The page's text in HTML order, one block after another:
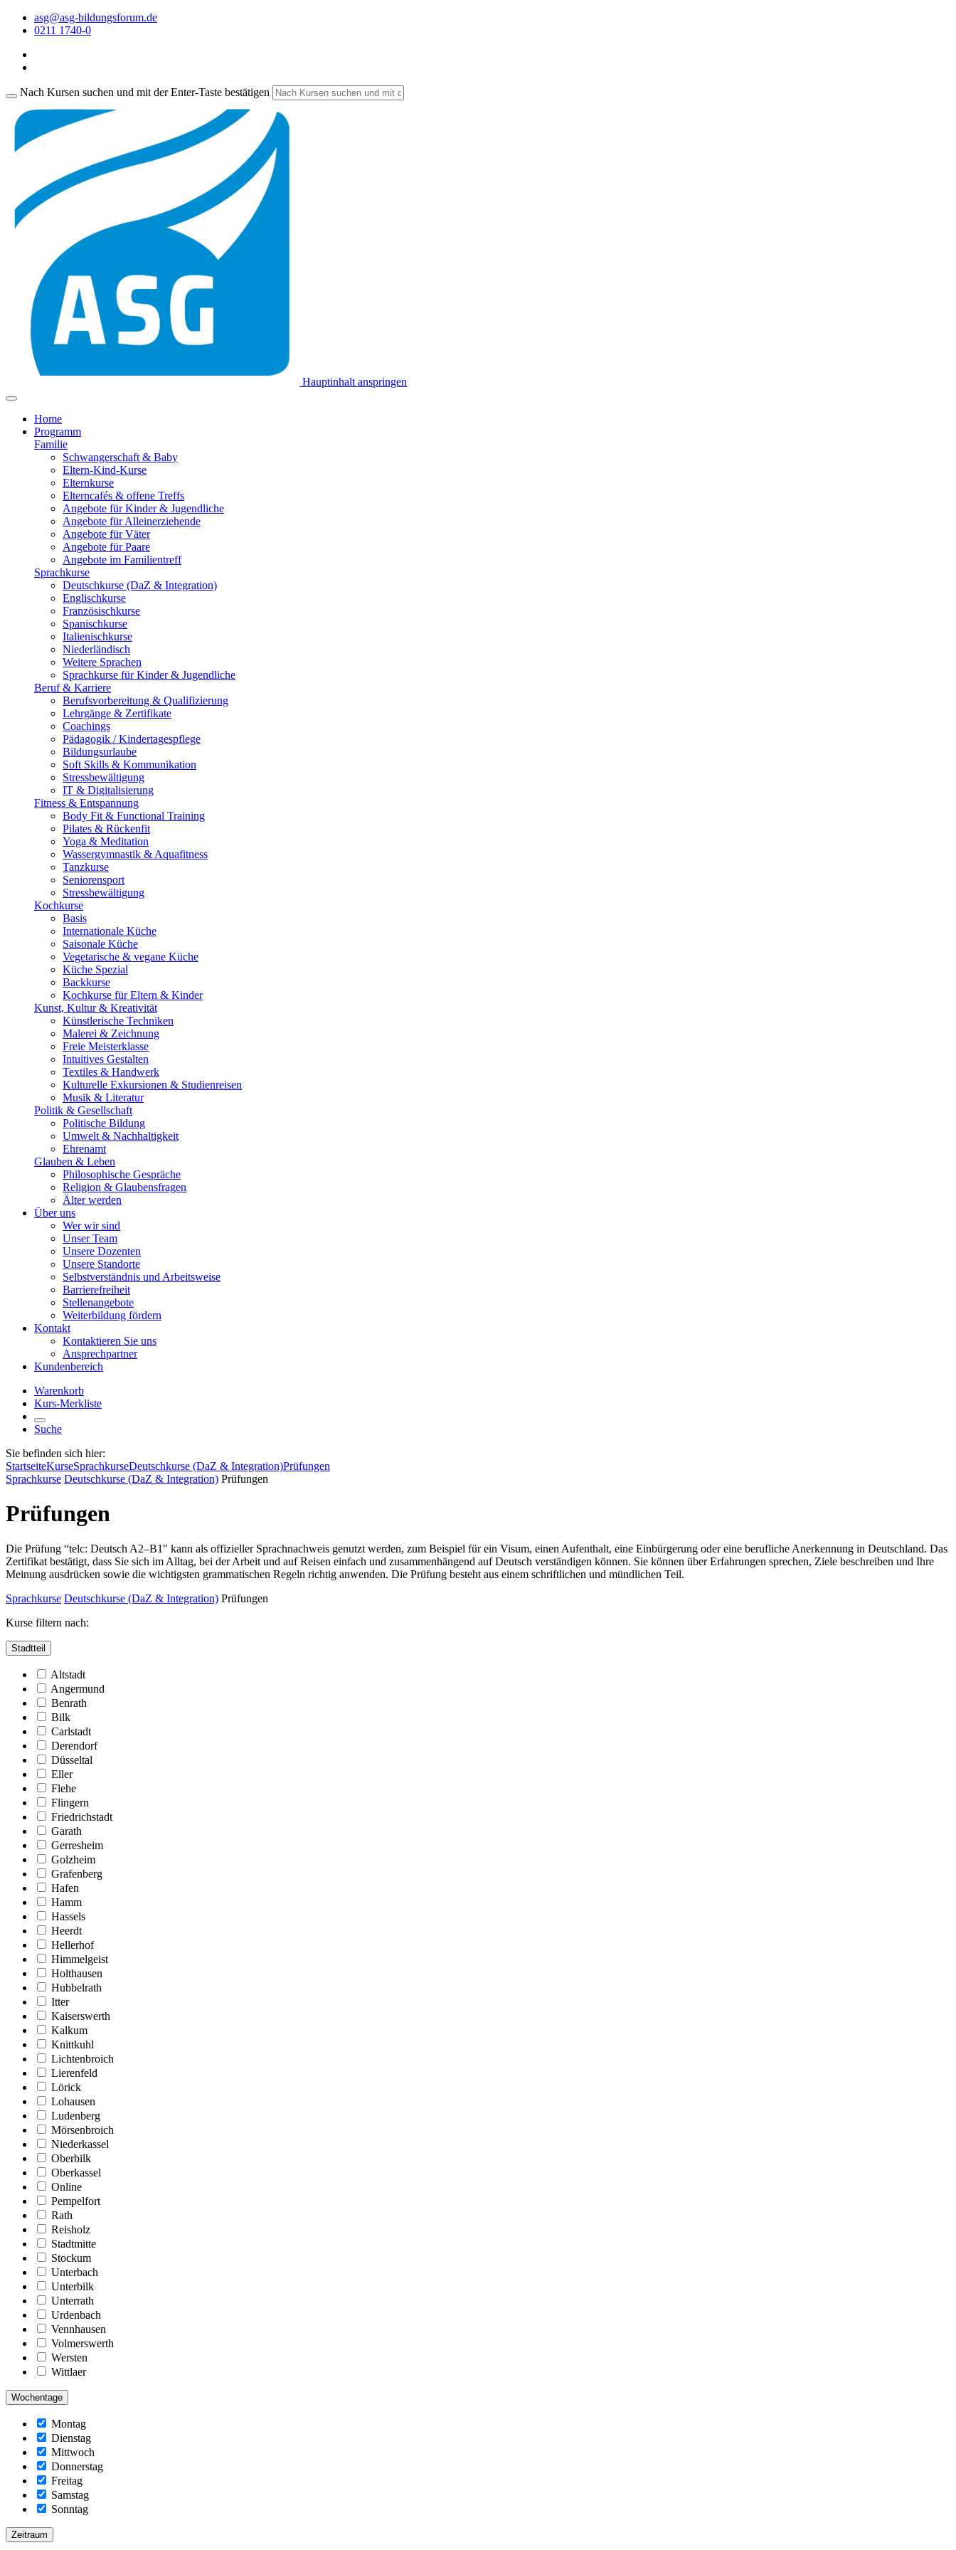
asg@asg-bildungsforum.de
0211 1740-0
Nach Kursen suchen und mit der Enter-Taste bestätigen
Hauptinhalt anspringen
Home
Programm
Familie
Schwangerschaft & Baby
Eltern-Kind-Kurse
Elternkurse
Elterncafés & offene Treffs
Angebote für Kinder & Jugendliche
Angebote für Alleinerziehende
Angebote für Väter
Angebote für Paare
Angebote im Familientreff
Sprachkurse
Deutschkurse (DaZ & Integration)
Englischkurse
Französischkurse
Spanischkurse
Italienischkurse
Niederländisch
Weitere Sprachen
Sprachkurse für Kinder & Jugendliche
Beruf & Karriere
Berufsvorbereitung & Qualifizierung
Lehrgänge & Zertifikate
Coachings
Pädagogik / Kindertagespflege
Bildungsurlaube
Soft Skills & Kommunikation
Stressbewältigung
IT & Digitalisierung
Fitness & Entspannung
Body Fit & Functional Training
Pilates & Rückenfit
Yoga & Meditation
Wassergymnastik & Aquafitness
Tanzkurse
Seniorensport
Stressbewältigung
Kochkurse
Basis
Internationale Küche
Saisonale Küche
Vegetarische & vegane Küche
Küche Spezial
Backkurse
Kochkurse für Eltern & Kinder
Kunst, Kultur & Kreativität
Künstlerische Techniken
Malerei & Zeichnung
Freie Meisterklasse
Intuitives Gestalten
Textiles & Handwerk
Kulturelle Exkursionen & Studienreisen
Musik & Literatur
Politik & Gesellschaft
Politische Bildung
Umwelt & Nachhaltigkeit
Ehrenamt
Glauben & Leben
Philosophische Gespräche
Religion & Glaubensfragen
Älter werden
Über uns
Wer wir sind
Unser Team
Unsere Dozenten
Unsere Standorte
Selbstverständnis und Arbeitsweise
Barrierefreiheit
Stellenangebote
Weiterbildung fördern
Kontakt
Kontaktieren Sie uns
Ansprechpartner
Kundenbereich
Warenkorb
Kurs-Merkliste
Suche
Sie befinden sich hier:
StartseiteKurseSprachkurseDeutschkurse (DaZ & Integration)Prüfungen
Sprachkurse Deutschkurse (DaZ & Integration) Prüfungen
Prüfungen
Die Prüfung “telc: Deutsch A2–B1" kann als offizieller Sprachnachweis genutzt werden, zum Beispiel für ein Visum, einen Aufenthalt, eine Einbürgerung oder eine berufliche Anerkennung in Deutschland. Das
Zertifikat bestätigt, dass Sie sich im Alltag, bei der Arbeit und auf Reisen einfach und zusammenhängend auf Deutsch verständigen können. Sie können über Erfahrungen sprechen, Ziele beschreiben und Ihre
Meinung ausdrücken sowie die wichtigsten grammatischen Regeln richtig anwenden. Die Prüfung besteht aus einem schriftlichen und mündlichen Teil.
Sprachkurse Deutschkurse (DaZ & Integration) Prüfungen
Kurse filtern nach:
Stadtteil
Altstadt
Angermund
Benrath
Bilk
Carlstadt
Derendorf
Düsseltal
Eller
Flehe
Flingern
Friedrichstadt
Garath
Gerresheim
Golzheim
Grafenberg
Hafen
Hamm
Hassels
Heerdt
Hellerhof
Himmelgeist
Holthausen
Hubbelrath
Itter
Kaiserswerth
Kalkum
Knittkuhl
Lichtenbroich
Lierenfeld
Lörick
Lohausen
Ludenberg
Mörsenbroich
Niederkassel
Oberbilk
Oberkassel
Online
Pempelfort
Rath
Reisholz
Stadtmitte
Stockum
Unterbach
Unterbilk
Unterrath
Urdenbach
Vennhausen
Volmerswerth
Wersten
Wittlaer
Wochentage
Montag
Dienstag
Mittwoch
Donnerstag
Freitag
Samstag
Sonntag
Zeitraum